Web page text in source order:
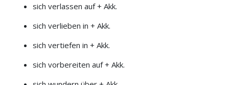
sich verlassen auf + Akk.
sich verlieben in + Akk.
sich vertiefen in + Akk.
sich vorbereiten auf + Akk.